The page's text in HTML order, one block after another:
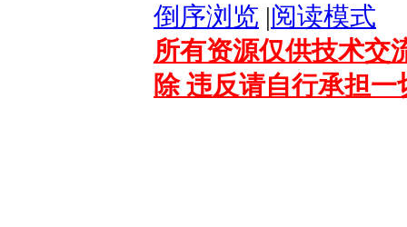
倒序浏览 |阅读模式
所有资源仅供技术交
除 违反请自行承担